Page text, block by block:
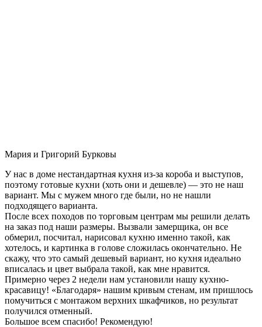
Мария и Григорий Бурковы
У нас в доме нестандартная кухня из-за короба и выступов,
поэтому готовые кухни (хоть они и дешевле) — это не наш
вариант. Мы с мужем много где были, но не нашли
подходящего варианта.
После всех походов по торговым центрам мы решили делать
на заказ под наши размеры. Вызвали замерщика, он все
обмерил, посчитал, нарисовал кухню именно такой, как
хотелось, и картинка в голове сложилась окончательно. Не
скажу, что это самый дешевый вариант, но кухня идеально
вписалась и цвет выбрала такой, как мне нравится.
Примерно через 2 недели нам установили нашу кухню-
красавицу! «Благодаря» нашим кривым стенам, им пришлось
помучиться с монтажом верхних шкафчиков, но результат
получился отменный.
Большое всем спасибо! Рекомендую!